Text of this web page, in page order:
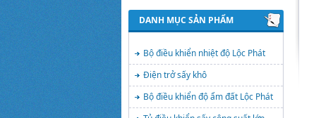
DANH MỤC SẢN PHẨM
Bộ điều khiển nhiệt độ Lộc Phát
Điện trở sấy khô
Bộ điều khiển độ ẩm đất Lộc Phát